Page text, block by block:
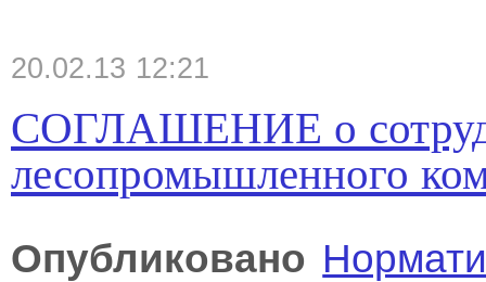
20.02.13 12:21
СОГЛАШЕНИЕ о
лесопромышленного
Опубликовано